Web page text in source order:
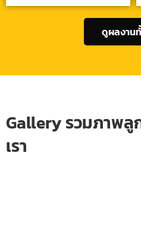
ดูผลงาน
Gallery รวมภาพ
เรา